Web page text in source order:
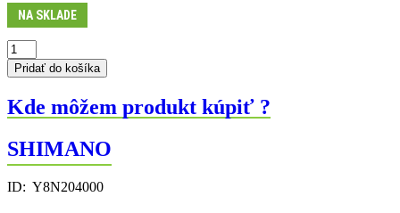
NA SKLADE
množstvo
Skrutka
pre
adaptér
mount
Pridať do košíka
Kde môžem produkt kúpiť ?
SHIMANO
ID: Y8N204000